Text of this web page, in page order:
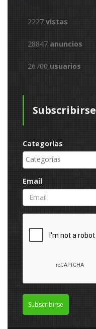
2227 vistas
28847 anuncios
26700 usuarios
Subscribirse
Categorías
Email
Subscribirse